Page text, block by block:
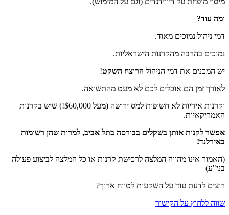
ומה עוד?
דמי ניהול נמוכים מאוד.
נמוכים בהרבה מהקרנות הישראליות.
יש המכנים את דמי הניהול הרוצח השקט!
לאורך זמן הם אוכלים לכם לא מעט מהתשואה.
וקרנות איריות לא חשופות למס ירושה (מעל $60,000!) שיש בקרנות
האמריקאיות.
אפשר לקנות אותן בשקלים בבורסה בתל אביב, למרות שהן רשומות
באירלנד!
(האמור אינו מהווה המלצה לרכישת קרנות או כל המלצה לביצוע פעולה
בני"ע)
רוצים לדעת עוד על השקעות לטווח ארוך?
שווה ללחוץ על הקישור